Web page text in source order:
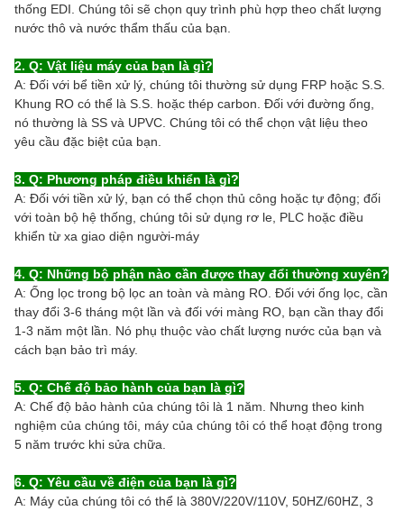
thống EDI. Chúng tôi sẽ chọn quy trình phù hợp theo chất lượng
nước thô và nước thẩm thấu của bạn.
2. Q: Vật liệu máy của bạn là gì?
A: Đối với bể tiền xử lý, chúng tôi thường sử dụng FRP hoặc S.S.
Khung RO có thể là S.S. hoặc thép carbon. Đối với đường ống,
nó thường là SS và UPVC. Chúng tôi có thể chọn vật liệu theo
yêu cầu đặc biệt của bạn.
3. Q: Phương pháp điều khiển là gì?
A: Đối với tiền xử lý, bạn có thể chọn thủ công hoặc tự động; đối
với toàn bộ hệ thống, chúng tôi sử dụng rơ le, PLC hoặc điều
khiển từ xa giao diện người-máy
4. Q: Những bộ phận nào cần được thay đổi thường xuyên?
A: Ống lọc trong bộ lọc an toàn và màng RO. Đối với ống lọc, cần
thay đổi 3-6 tháng một lần và đối với màng RO, bạn cần thay đổi
1-3 năm một lần. Nó phụ thuộc vào chất lượng nước của bạn và
cách bạn bảo trì máy.
5. Q: Chế độ bảo hành của bạn là gì?
A: Chế độ bảo hành của chúng tôi là 1 năm. Nhưng theo kinh
nghiệm của chúng tôi, máy của chúng tôi có thể hoạt động trong
5 năm trước khi sửa chữa.
6. Q: Yêu cầu về điện của bạn là gì?
A: Máy của chúng tôi có thể là 380V/220V/110V, 50HZ/60HZ, 3